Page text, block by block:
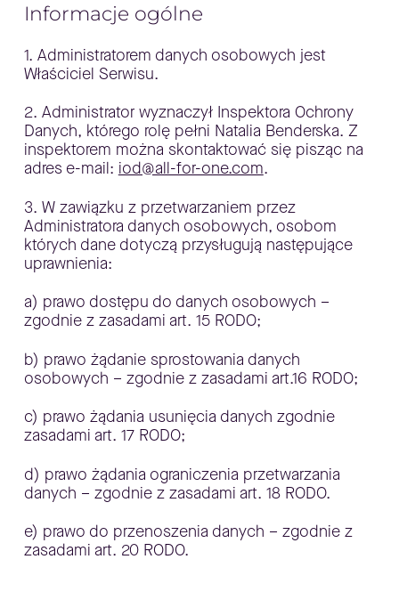
Informacje ogólne
1. Administratorem danych osobowych jest
Właściciel Serwisu.
2. Administrator wyznaczył Inspektora Ochrony
Danych, którego rolę pełni Natalia Benderska. Z
inspektorem można skontaktować się pisząc na
adres e-mail: iod@all-for-one.com.
3. W zawiązku z przetwarzaniem przez
Administratora danych osobowych, osobom
których dane dotyczą przysługują następujące
uprawnienia:
a) prawo dostępu do danych osobowych –
zgodnie z zasadami art. 15 RODO;
b) prawo żądanie sprostowania danych
osobowych – zgodnie z zasadami art.16 RODO;
c) prawo żądania usunięcia danych zgodnie
zasadami art. 17 RODO;
d) prawo żądania ograniczenia przetwarzania
danych – zgodnie z zasadami art. 18 RODO.
e) prawo do przenoszenia danych – zgodnie z
zasadami art. 20 RODO.